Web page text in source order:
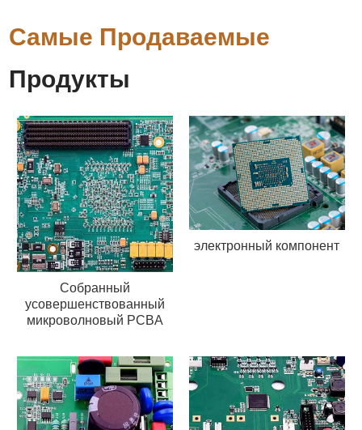
Самые Продаваемые
Продукты
Собранный
усовершенствованный
микроволновый PCBA
электронный компонент